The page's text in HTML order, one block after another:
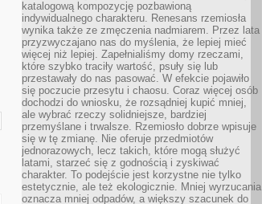
katalogową kompozycję pozbawioną
indywidualnego charakteru. Renesans rzemiosła
wynika także ze zmęczenia nadmiarem. Przez lata
przyzwyczajano nas do myślenia, że lepiej mieć
więcej niż lepiej. Zapełnialiśmy domy rzeczami,
które szybko traciły wartość, psuły się lub
przestawały do nas pasować. W efekcie pojawiło
się poczucie przesytu i chaosu. Coraz więcej osób
dochodzi do wniosku, że rozsądniej kupić mniej,
ale wybrać rzeczy solidniejsze, bardziej
przemyślane i trwalsze. Rzemiosło dobrze wpisuje
się w tę zmianę. Nie oferuje przedmiotów
jednorazowych, lecz takich, które mogą służyć
latami, starzeć się z godnością i zyskiwać
charakter. To podejście jest korzystne nie tylko
estetycznie, ale też ekologicznie. Mniej wyrzucania
oznacza mniej odpadów, a większy szacunek do